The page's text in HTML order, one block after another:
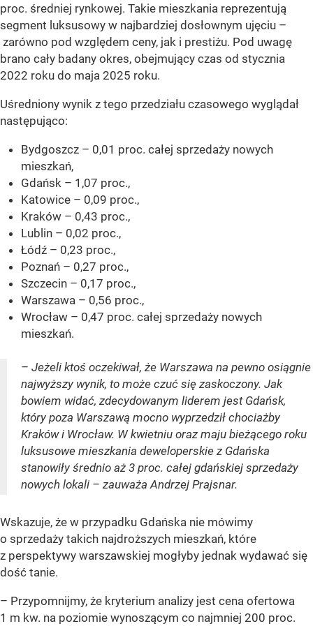
proc. średniej rynkowej. Takie mieszkania reprezentują
segment luksusowy w najbardziej dosłownym ujęciu –
zarówno pod względem ceny, jak i prestiżu. Pod uwagę
brano cały badany okres, obejmujący czas od stycznia
2022 roku do maja 2025 roku.
Uśredniony wynik z tego przedziału czasowego wyglądał
następująco:
Bydgoszcz – 0,01 proc. całej sprzedaży nowych
mieszkań,
Gdańsk – 1,07 proc.,
Katowice – 0,09 proc.,
Kraków – 0,43 proc.,
Lublin – 0,02 proc.,
Łódź – 0,23 proc.,
Poznań – 0,27 proc.,
Szczecin – 0,17 proc.,
Warszawa – 0,56 proc.,
Wrocław – 0,47 proc. całej sprzedaży nowych
mieszkań.
– Jeżeli ktoś oczekiwał, że Warszawa na pewno osiągnie
najwyższy wynik, to może czuć się zaskoczony. Jak
bowiem widać, zdecydowanym liderem jest Gdańsk,
który poza Warszawą mocno wyprzedził chociażby
Kraków i Wrocław. W kwietniu oraz maju bieżącego roku
luksusowe mieszkania deweloperskie z Gdańska
stanowiły średnio aż 3 proc. całej gdańskiej sprzedaży
nowych lokali – zauważa Andrzej Prajsnar.
Wskazuje, że w przypadku Gdańska nie mówimy
o sprzedaży takich najdroższych mieszkań, które
z perspektywy warszawskiej mogłyby jednak wydawać się
dość tanie.
– Przypomnijmy, że kryterium analizy jest cena ofertowa
1 m kw. na poziomie wynoszącym co najmniej 200 proc.